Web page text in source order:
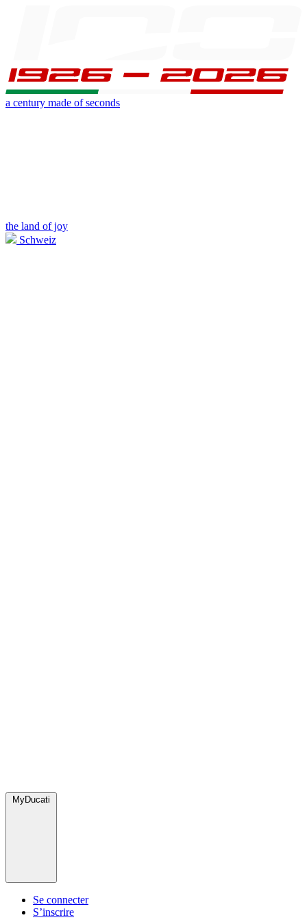
a century made of seconds
the land of joy
Schweiz
MyDucati
Se connecter
S’inscrire